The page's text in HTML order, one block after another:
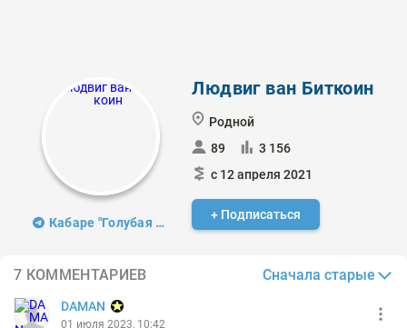
Кабаре "Голубая Фишка"
Людвиг ван Биткоин
Родной
89
3 156
с 12 апреля 2021
+ Подписаться
7 КОММЕНТАРИЕВ Сначала старые
DAMAN
01 июля 2023, 10:42